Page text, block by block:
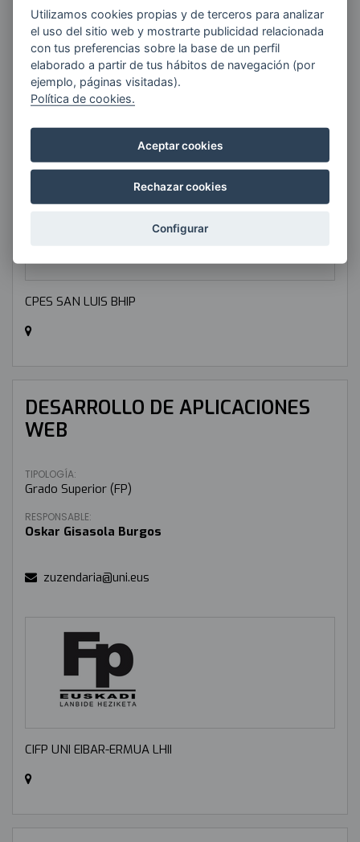
TIPOLOGÍA:
Grado Superior (FP)
RESPONSABLE:
Iban López de Ugarte
ilopez@centrosanluis.com
CPES SAN LUIS BHIP
DESARROLLO DE APLICACIONES
WEB
TIPOLOGÍA:
Grado Superior (FP)
RESPONSABLE:
Oskar Gisasola Burgos
zuzendaria@uni.eus
CIFP UNI EIBAR-ERMUA LHII
Utilizamos cookies propias y de terceros para analizar
el uso del sitio web y mostrarte publicidad relacionada
con tus preferencias sobre la base de un perfil
elaborado a partir de tus hábitos de navegación (por
ejemplo, páginas visitadas).
Política de cookies.
Aceptar cookies
Rechazar cookies
Configurar